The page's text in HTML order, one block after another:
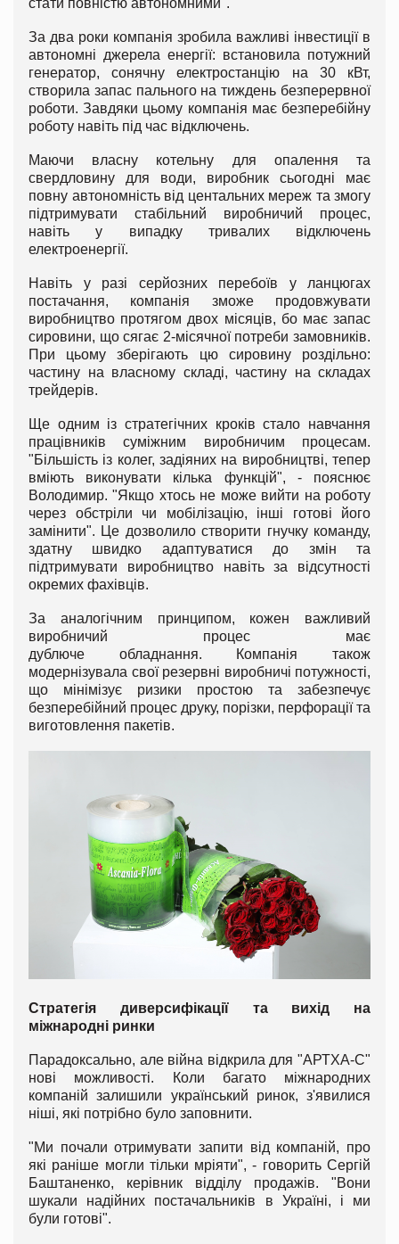
стати повністю автономними".
За два роки компанія зробила важливі інвестиції в
автономні джерела енергії: встановила потужний
генератор, сонячну електростанцію на 30 кВт,
створила запас пального на тиждень безперервної
роботи. Завдяки цьому компанія має безперебійну
роботу навіть під час відключень.
Маючи власну котельну для опалення та
свердловину для води, виробник сьогодні має
повну автономність від центальних мереж та змогу
підтримувати стабільний виробничий процес,
навіть у випадку тривалих відключень
електроенергії.
Навіть у разі серйозних перебоїв у ланцюгах
постачання, компанія зможе продовжувати
виробництво протягом двох місяців, бо має запас
сировини, що сягає 2-місячної потреби замовників.
При цьому зберігають цю сировину роздільно:
частину на власному складі, частину на складах
трейдерів.
Ще одним із стратегічних кроків стало навчання
працівників суміжним виробничим процесам.
"Більшість із колег, задіяних на виробництві, тепер
вміють виконувати кілька функцій", - пояснює
Володимир. "Якщо хтось не може вийти на роботу
через обстріли чи мобілізацію, інші готові його
замінити". Це дозволило створити гнучку команду,
здатну швидко адаптуватися до змін та
підтримувати виробництво навіть за відсутності
окремих фахівців.
За аналогічним принципом, кожен важливий
виробничий процес має
дублюче обладнання. Компанія також
модернізувала свої резервні виробничі потужності,
що мінімізує ризики простою та забезпечує
безперебійний процес друку, порізки, перфорації та
виготовлення пакетів.
Стратегія диверсифікації та вихід на
міжнародні ринки
Парадоксально, але війна відкрила для "АРТХА-С"
нові можливості. Коли багато міжнародних
компаній залишили український ринок, з'явилися
ніші, які потрібно було заповнити.
"Ми почали отримувати запити від компаній, про
які раніше могли тільки мріяти", - говорить Сергій
Баштаненко, керівник відділу продажів. "Вони
шукали надійних постачальників в Україні, і ми
були готові".